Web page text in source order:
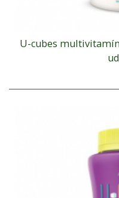
U-cubes